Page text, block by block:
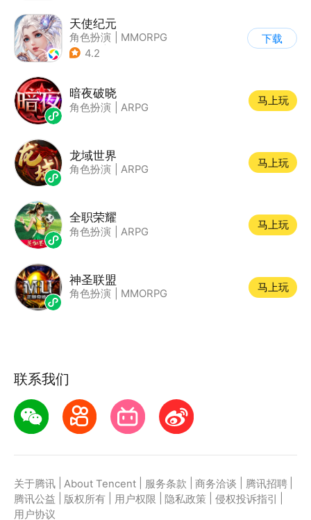
天使纪元
角色扮演
MMORPG
| 奇幻
4.2
下载
暗夜破晓
角色扮演 ARPG
马上玩
龙域世界
角色扮演 ARPG
马上玩
全职荣耀
角色扮演 ARPG
马上玩
神圣联盟
角色扮演 MMORPG
马上玩
联系我们
关于腾讯 About Tencent 服务条款 商务洽谈 腾讯招聘
腾讯公益
版权所有 用户权限 隐私政策 侵权投诉指引
用户协议